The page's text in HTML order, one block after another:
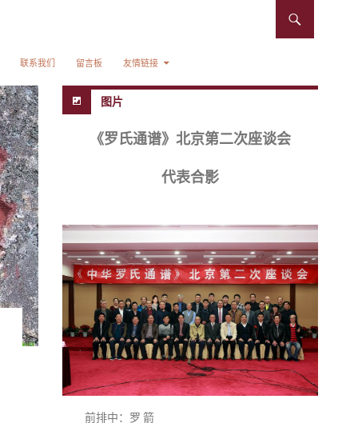
联系我们 留言板 友情链接
图片
《罗氏通谱》北京第二次座谈会
代表合影
前排中：罗 箭